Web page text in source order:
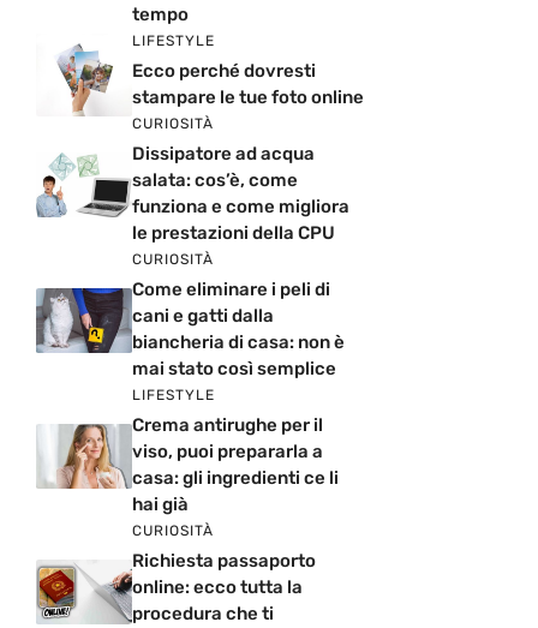
tempo
LIFESTYLE
Ecco perché dovresti
stampare le tue foto online
CURIOSITÀ
Dissipatore ad acqua
salata: cos’è, come
funziona e come migliora
le prestazioni della CPU
CURIOSITÀ
Come eliminare i peli di
cani e gatti dalla
biancheria di casa: non è
mai stato così semplice
LIFESTYLE
Crema antirughe per il
viso, puoi prepararla a
casa: gli ingredienti ce li
hai già
CURIOSITÀ
Richiesta passaporto
online: ecco tutta la
procedura che ti